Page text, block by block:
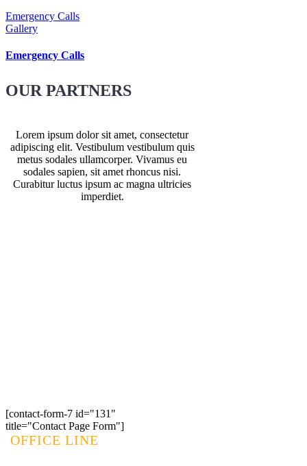
Emergency Calls
Gallery
Emergency Calls
OUR PARTNERS
Lorem ipsum dolor sit amet, consectetur
adipiscing elit. Vestibulum vestibulum quis
metus sodales ullamcorper. Vivamus eu
sodales sapien, sit amet rhoncus nisi.
Curabitur luctus ipsum ac magna ultricies
imperdiet.
[contact-form-7 id="131"
title="Contact Page Form"]
OFFICE LINE